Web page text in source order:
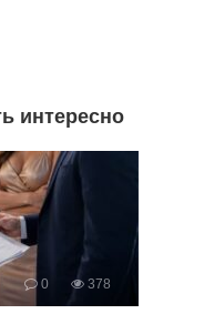
интересно
0 378